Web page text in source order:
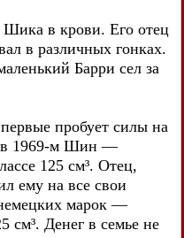
в крови. Его отец
в различных гонках.
Барри сел за
пробует силы на
в 1969-м Шин —
125 см³. Отец,
ему на все свои
марок —
см³. Денег в семье не